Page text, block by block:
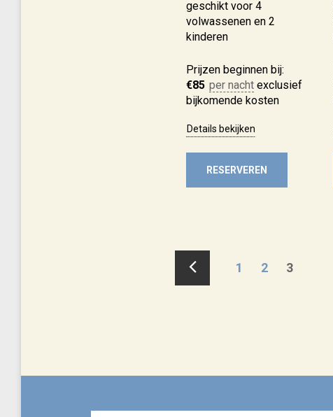
geschikt voor 4
volwassenen en 2
kinderen
Prijzen beginnen bij:
€85 per nacht exclusief
bijkomende kosten
Details bekijken
RESERVEREN
1 2 3